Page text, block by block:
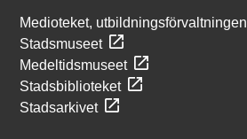
Medioteket, utbildningsförvaltningen
Stadsmuseet
Medeltidsmuseet
Stadsbiblioteket
Stadsarkivet